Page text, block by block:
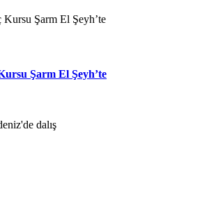
Şarm El Şeyh’te
dalış